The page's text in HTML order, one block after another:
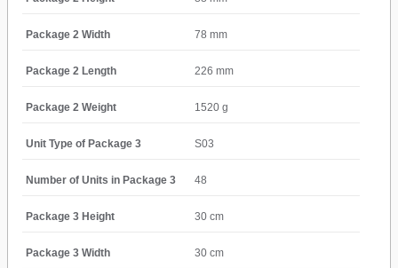
Package 2 Width 78 mm
Package 2 Length 226 mm
Package 2 Weight 1520 g
Unit Type of Package 3 S03
Number of Units in Package 3 48
Package 3 Height 30 cm
Package 3 Width 30 cm